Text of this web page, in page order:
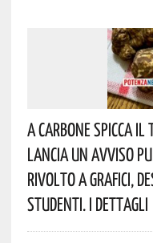
A Carbone Spicca
Lancia Un Avviso
Rivolto A Grafici,
Studenti. I Dettagli